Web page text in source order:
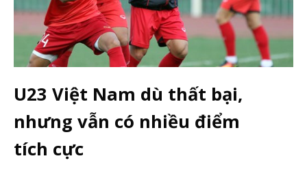
U23 Việt Nam dù thất bại,
nhưng vẫn có nhiều điểm
tích cực